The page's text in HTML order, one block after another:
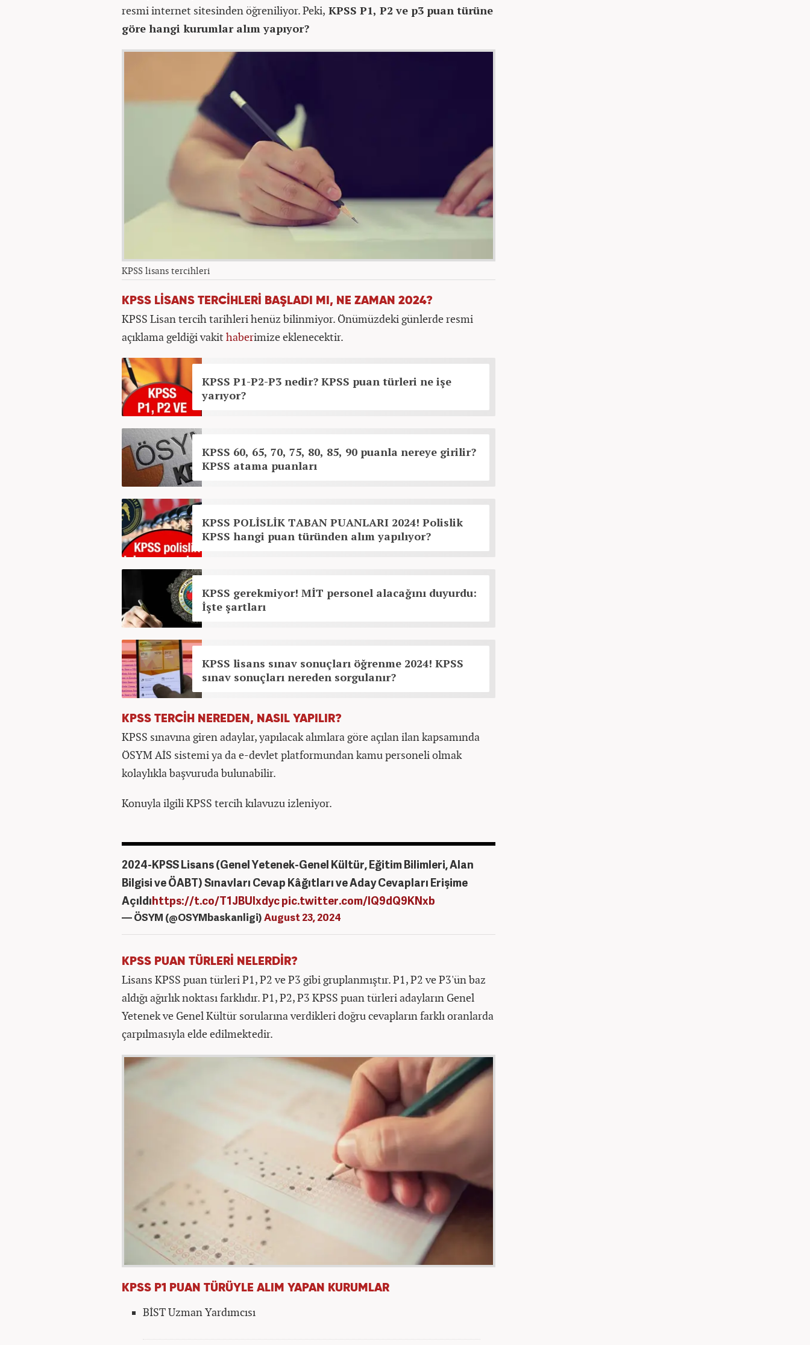
resmi internet sitesinden öğreniliyor. Peki, KPSS P1, P2 ve p3 puan türüne
göre hangi kurumlar alım yapıyor?
KPSS lisans tercihleri
KPSS LİSANS TERCİHLERİ BAŞLADI MI, NE ZAMAN 2024?
KPSS Lisan tercih tarihleri henüz bilinmiyor. Önümüzdeki günlerde resmi
açıklama geldiği vakit haberimize eklenecektir.
KPSS P1-P2-P3 nedir? KPSS puan türleri ne işe
yarıyor?
KPSS 60, 65, 70, 75, 80, 85, 90 puanla nereye girilir?
KPSS atama puanları
KPSS POLİSLİK TABAN PUANLARI 2024! Polislik
KPSS hangi puan türünden alım yapılıyor?
KPSS gerekmiyor! MİT personel alacağını duyurdu:
İşte şartları
KPSS lisans sınav sonuçları öğrenme 2024! KPSS
sınav sonuçları nereden sorgulanır?
KPSS TERCİH NEREDEN, NASIL YAPILIR?
KPSS sınavına giren adaylar, yapılacak alımlara göre açılan ilan kapsamında
ÖSYM AİS sistemi ya da e-devlet platformundan kamu personeli olmak
kolaylıkla başvuruda bulunabilir.
Konuyla ilgili KPSS tercih kılavuzu izleniyor.
2024-KPSS Lisans (Genel Yetenek-Genel Kültür, Eğitim Bilimleri, Alan
Bilgisi ve ÖABT) Sınavları Cevap Kâğıtları ve Aday Cevapları Erişime
Açıldıhttps://t.co/T1JBUlxdycpic.twitter.com/IQ9dQ9KNxb
— ÖSYM (@OSYMbaskanligi)August 23, 2024
KPSS PUAN TÜRLERİ NELERDİR?
Lisans KPSS puan türleri P1, P2 ve P3 gibi gruplanmıştır. P1, P2 ve P3'ün baz
aldığı ağırlık noktası farklıdır. P1, P2, P3 KPSS puan türleri adayların Genel
Yetenek ve Genel Kültür sorularına verdikleri doğru cevapların farklı oranlarda
çarpılmasıyla elde edilmektedir.
KPSS P1 PUAN TÜRÜYLE ALIM YAPAN KURUMLAR
BİST Uzman Yardımcısı